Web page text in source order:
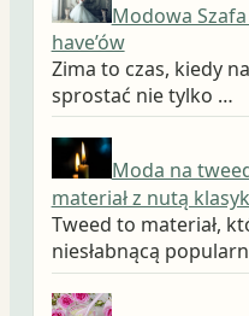
Modowa
have’ów
Zima to czas, kiedy
sprostać nie tylko …
Moda na
materiał z nutą
Tweed to materiał,
niesłabnącą